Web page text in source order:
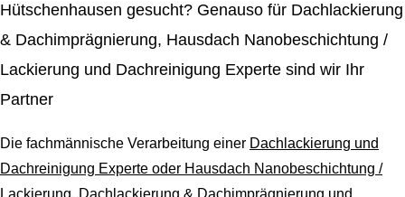
Hütschenhausen gesucht? Genauso für Dachlackierung
& Dachimprägnierung, Hausdach Nanobeschichtung /
Lackierung und Dachreinigung Experte sind wir Ihr
Partner
Die fachmännische Verarbeitung einer Dachlackierung und
Dachreinigung Experte oder Hausdach Nanobeschichtung /
Lackierung, Dachlackierung & Dachimprägnierung und